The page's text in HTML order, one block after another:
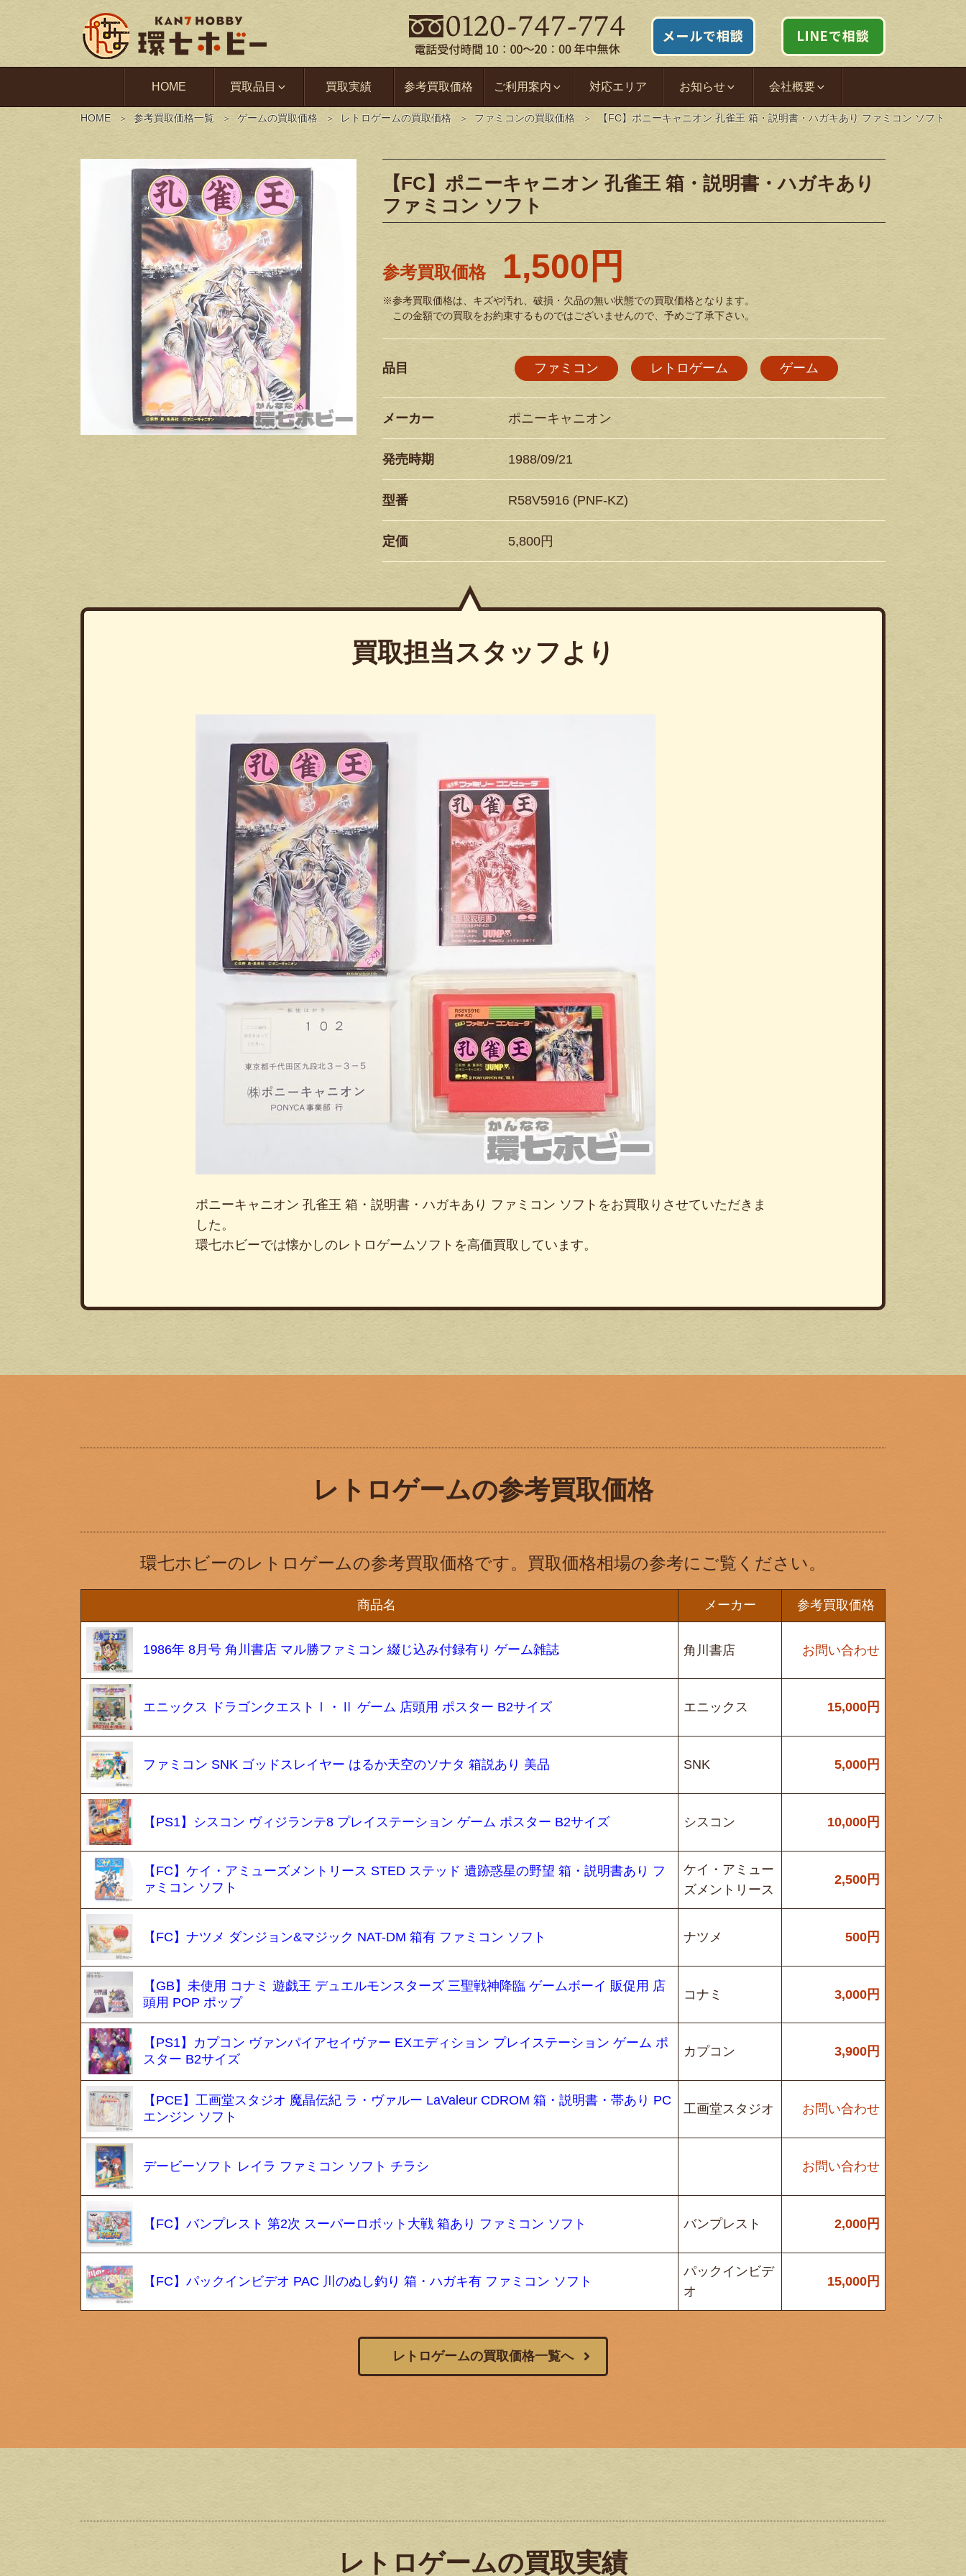
HOME 買取品目 買取実績 参考買取価格 ご利用案内 対応エリア お知らせ 会社概要
HOME 参考買取価格一覧 ゲームの買取価格 レトロゲームの買取価格 ファミコンの買取価格 【FC】ポニーキャニオン 孔雀王 箱・説明書・ハガキあり ファミコン ソフト
【FC】ポニーキャニオン 孔雀王 箱・説明書・ハガキあり
ファミコン ソフト
参考買取価格 1,500円
※参考買取価格は、キズや汚れ、破損・欠品の無い状態での買取価格となります。
この金額での買取をお約束するものではございませんので、予めご了承下さい。
品目 ファミコン レトロゲーム ゲーム
メーカー ポニーキャニオン
発売時期 1988/09/21
型番 R58V5916 (PNF-KZ)
定価 5,800円
買取担当スタッフより
ポニーキャニオン 孔雀王 箱・説明書・ハガキあり ファミコン ソフトをお買取りさせていただきま
した。
環七ホビーでは懐かしのレトロゲームソフトを高価買取しています。
レトロゲームの参考買取価格
環七ホビーのレトロゲームの参考買取価格です。買取価格相場の参考にご覧ください。
商品名 メーカー 参考買取価格
1986年 8月号 角川書店 マル勝ファミコン 綴じ込み付録有り ゲーム雑誌 角川書店 お問い合わせ
エニックス ドラゴンクエストⅠ・Ⅱ ゲーム 店頭用 ポスター B2サイズ エニックス 15,000円
ファミコン SNK ゴッドスレイヤー はるか天空のソナタ 箱説あり 美品 SNK 5,000円
【PS1】シスコン ヴィジランテ8 プレイステーション ゲーム ポスター B2サイズ シスコン 10,000円
【FC】ケイ・アミューズメントリース STED ステッド 遺跡惑星の野望 箱・説明書あり フ
ァミコン ソフト
ケイ・アミュー
ズメントリース
2,500円
【FC】ナツメ ダンジョン&マジック NAT-DM 箱有 ファミコン ソフト ナツメ 500円
【GB】未使用 コナミ 遊戯王 デュエルモンスターズ 三聖戦神降臨 ゲームボーイ 販促用 店
頭用 POP ポップ
コナミ 3,000円
【PS1】カプコン ヴァンパイアセイヴァー EXエディション プレイステーション ゲーム ポ
スター B2サイズ
カプコン 3,900円
【PCE】工画堂スタジオ 魔晶伝紀 ラ・ヴァルー LaValeur CDROM 箱・説明書・帯あり PC
エンジン ソフト
工画堂スタジオ お問い合わせ
デービーソフト レイラ ファミコン ソフト チラシ お問い合わせ
【FC】バンプレスト 第2次 スーパーロボット大戦 箱あり ファミコン ソフト バンプレスト 2,000円
【FC】パックインビデオ PAC 川のぬし釣り 箱・ハガキ有 ファミコン ソフト
パックインビデ
オ
15,000円
レトロゲームの買取価格一覧へ
レトロゲームの買取実績